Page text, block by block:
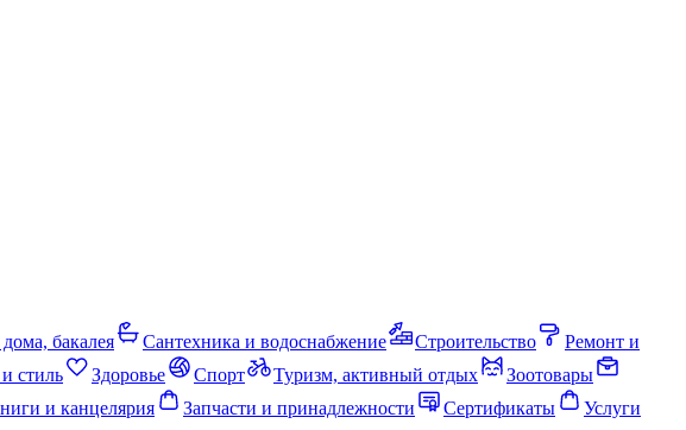
бакалея Сантехника и водоснабжение Строительство
Ремонт и
стиль Здоровье Спорт Туризм, активный отдых
Зоотовары
и канцелярия Запчасти и принадлежности Сертификаты
Услуги